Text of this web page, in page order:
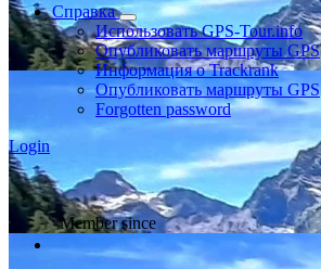
Справка
Использовать GPS-Tour.info
Опубликовать маршруты GPS
Информация о Trackrank
Опубликовать маршруты GPS
Forgotten password
Login
Member since